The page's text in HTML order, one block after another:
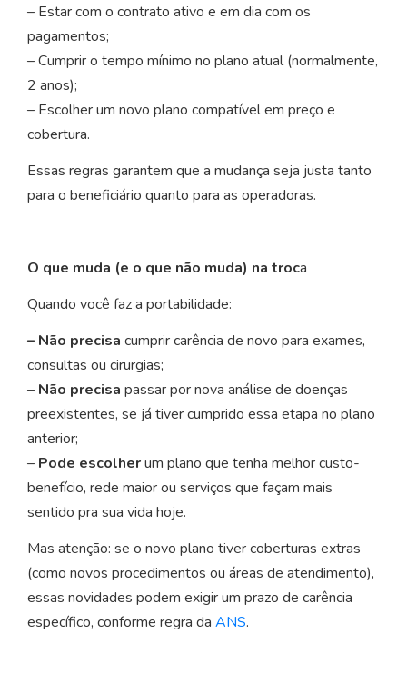
– Estar com o contrato ativo e em dia com os
pagamentos;
– Cumprir o tempo mínimo no plano atual (normalmente,
2 anos);
– Escolher um novo plano compatível em preço e
cobertura.
Essas regras garantem que a mudança seja justa tanto
para o beneficiário quanto para as operadoras.
O que muda (e o que não muda) na troca
Quando você faz a portabilidade:
– Não precisa cumprir carência de novo para exames,
consultas ou cirurgias;
– Não precisa passar por nova análise de doenças
preexistentes, se já tiver cumprido essa etapa no plano
anterior;
– Pode escolherum plano que tenha melhor custo-
benefício, rede maior ou serviços que façam mais
sentido pra sua vida hoje.
Mas atenção: se o novo plano tiver coberturas extras
(como novos procedimentos ou áreas de atendimento),
essas novidades podem exigir um prazo de carência
específico, conforme regra da ANS.